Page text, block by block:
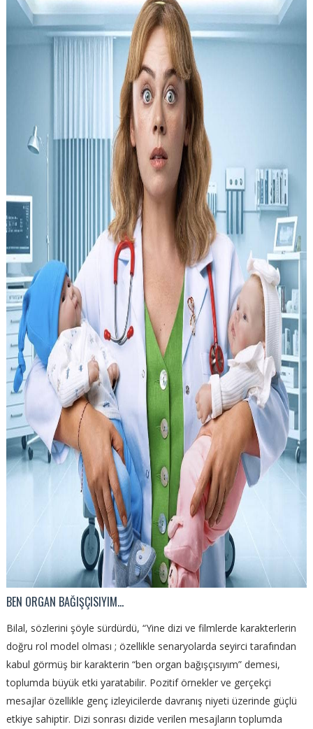
BEN ORGAN BAĞIŞÇISIYIM…
Bilal, sözlerini şöyle sürdürdü, “Yine dizi ve filmlerde karakterlerin
doğru rol model olması ; özellikle senaryolarda seyirci tarafından
kabul görmüş bir karakterin “ben organ bağışçısıyım” demesi,
toplumda büyük etki yaratabilir. Pozitif örnekler ve gerçekçi
mesajlar özellikle genç izleyicilerde davranış niyeti üzerinde güçlü
etkiye sahiptir. Dizi sonrası dizide verilen mesajların toplumda